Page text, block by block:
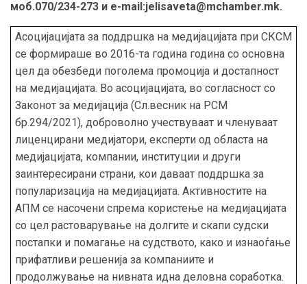
моб.070/234-273 и e-mail:jelisaveta@mchamber.mk.
Асоцијацијата за поддршка на медијацијата при СКСМ
се формираше во 2016-та година година со основна
цел да обезбеди поголема промоција и достапност
на медијацијата. Во асоцијацијата, во согласност со
Законот за медијација (Сл.весник на РСМ
бр.294/2021), доброволно учествуваат и членуваат
лиценцирани медијатори, експерти од областа на
медијацијата, компании, институции и други
заинтересирани страни, кои даваат поддршка за
популаризација на медијацијата. Активностите на
АПМ се насочени спрема користење на медијацијата
со цел растоварување на долгите и скапи судски
постапки и помагање на судството, како и изнаоѓање
прифатливи решенија за компаниите и
продолжување на нивната идна деловна соработка.